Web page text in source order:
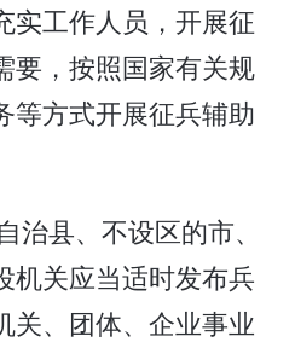
实工作人员，开展征
要，按照国家有关规
等方式开展征兵辅助
治县、不设区的市、
机关应当适时发布兵
关、团体、企业事业